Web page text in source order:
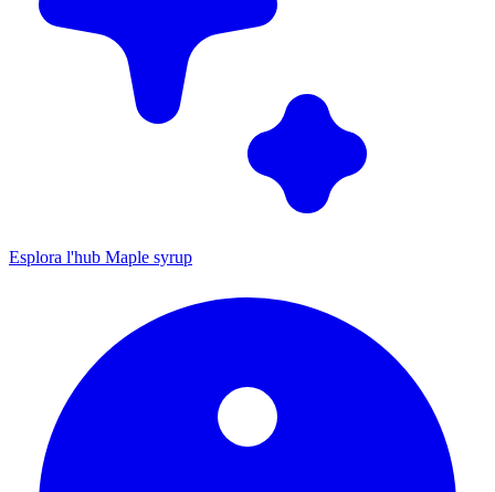
Esplora l'hub Maple syrup